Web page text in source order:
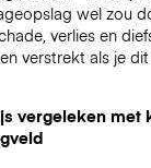
wel zou
verlies en
verstrekt als je
vergeleken met